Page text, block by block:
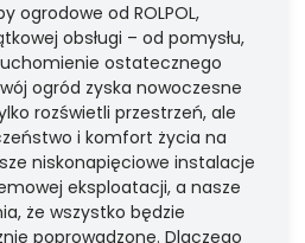
ogrodowe od ROLPOL,
obsługi – od pomysłu,
ostatecznego
ogród zyska nowoczesne
rozświetli przestrzeń, ale
i komfort życia na
niskonapięciowe instalacje
eksploatacji, a nasze
że wszystko będzie
poprowadzone. Dlaczego